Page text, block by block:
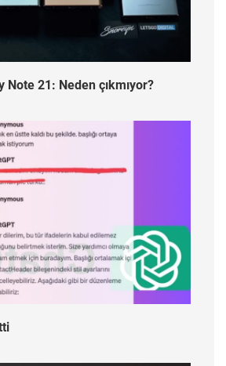
Note 21: Neden çıkmıyor?